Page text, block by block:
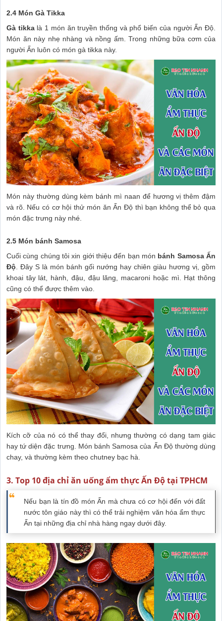
2.4 Món Gà Tikka
Gà tikkalà 1 món ăn truyền thống và phổ biến của người Ấn Độ.
Món ăn này nhẹ nhàng và nồng ấm. Trong những bữa cơm của
người Ấn luôn có món gà tikka này.
Món này thường dùng kèm bánh mì naan để hương vị thêm đậm
và rõ. Nếu có cơ hội thử món ăn Ấn Độ thì bạn không thể bỏ qua
món đặc trưng này nhé.
2.5 Món bánh Samosa
Cuối cùng chúng tôi xin giới thiệu đến bạn món bánh Samosa Ấn
Độ . Đây S là món bánh gối nướng hay chiên giàu hương vị, gồm
khoai tây lát, hành, đậu, đậu lăng, macaroni hoặc mì. Hạt thông
cũng có thể được thêm vào.
Kích cỡ của nó có thể thay đổi, nhưng thường có dạng tam giác
hay tứ diện đặc trưng. Món bánh Samosa của Ấn Độ thường dùng
chay, và thường kèm theo chutney bạc hà.
3. Top 10 địa chỉ ăn uống ẩm thực Ấn Độ tại TPHCM
Nếu bạn là tín đồ món Ấn mà chưa có cơ hội đến với đất
nước tôn giáo này thì có thể trải nghiệm văn hóa ẩm thực
Ấn tại những địa chỉ nhà hàng ngay dưới đây.